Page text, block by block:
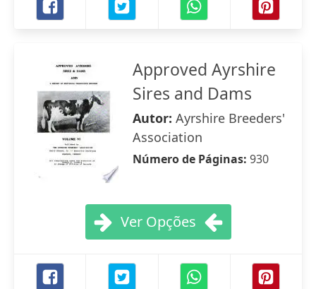
Approved Ayrshire
Sires and Dams
Autor: Ayrshire Breeders'
Association
Número de Páginas: 930
Ver Opções